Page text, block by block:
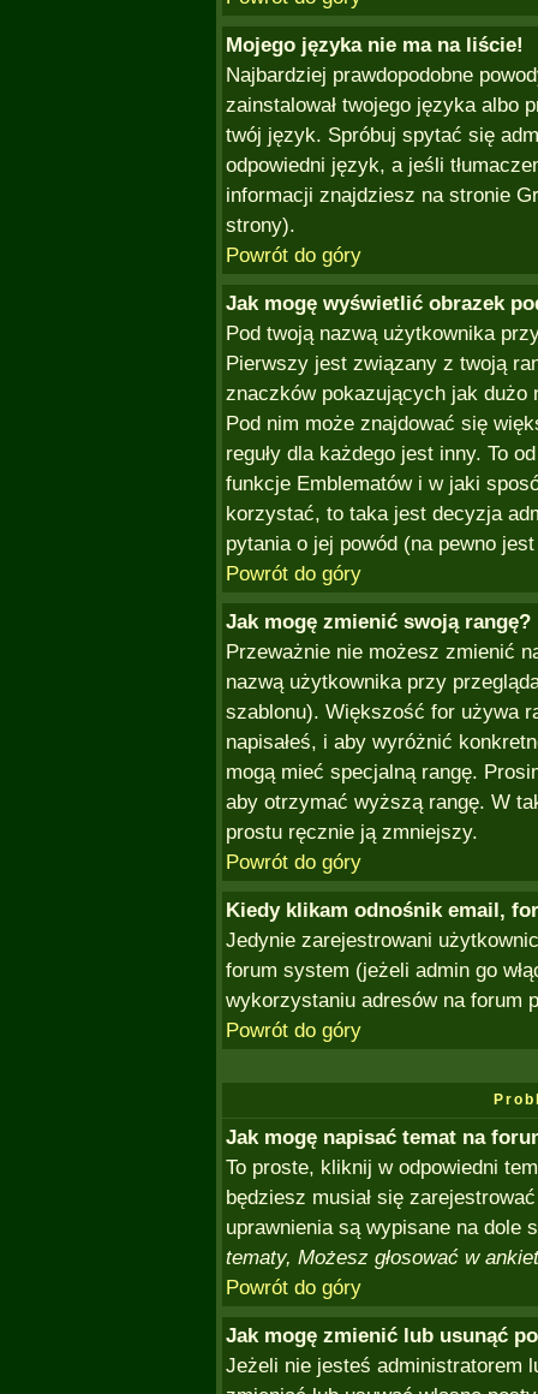
Mojego języka nie ma na liście!
Najbardziej prawdopodobne
zainstalował twojego języka albo
twój język. Spróbuj spytać się
odpowiedni język, a jeśli
informacji znajdziesz na stronie
strony).
Powrót do góry
Jak mogę wyświetlić obrazek
Pod twoją nazwą użytkownika
Pierwszy jest związany z twoją
znaczków pokazujących jak dużo
Pod nim może znajdować się
reguły dla każdego jest inny. To
funkcje Emblematów i w jaki
korzystać, to taka jest decyzja
pytania o jej powód (na pewno
Powrót do góry
Jak mogę zmienić swoją rangę?
Przeważnie nie możesz zmienić
nazwą użytkownika przy
szablonu). Większość for używa
napisałeś, i aby wyróżnić
mogą mieć specjalną rangę.
aby otrzymać wyższą rangę. W
prostu ręcznie ją zmniejszy.
Powrót do góry
Kiedy klikam odnośnik email,
Jedynie zarejestrowani
forum system (jeżeli admin go
wykorzystaniu adresów na forum
Powrót do góry
Jak mogę napisać temat na
To proste, kliknij w odpowiedni
będziesz musiał się
uprawnienia są wypisane na dole
tematy, Możesz głosować w
Powrót do góry
Jak mogę zmienić lub usunąć
Jeżeli nie jesteś administratorem